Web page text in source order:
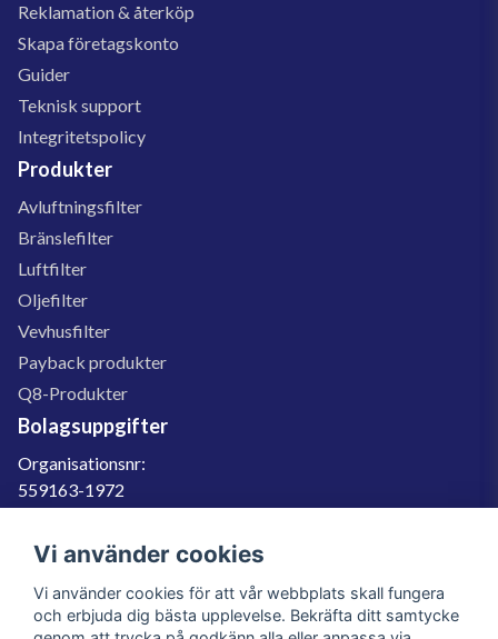
Reklamation & återköp
Skapa företagskonto
Guider
Teknisk support
Integritetspolicy
Produkter
Avluftningsfilter
Bränslefilter
Luftfilter
Oljefilter
Vevhusfilter
Payback produkter
Q8-Produkter
Bolagsuppgifter
Organisationsnr:
559163-1972
SE559163197201
060-566 800
Vi använder cookies
Vi använder cookies för att vår webbplats skall fungera
och erbjuda dig bästa upplevelse. Bekräfta ditt samtycke